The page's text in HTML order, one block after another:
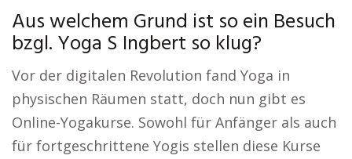
Aus welchem Grund ist so ein Besuch
bzgl. Yoga S Ingbert so klug?
Vor der digitalen Revolution fand Yoga in
physischen Räumen statt, doch nun gibt es
Online-Yogakurse. Sowohl für Anfänger als auch
für fortgeschrittene Yogis stellen diese Kurse